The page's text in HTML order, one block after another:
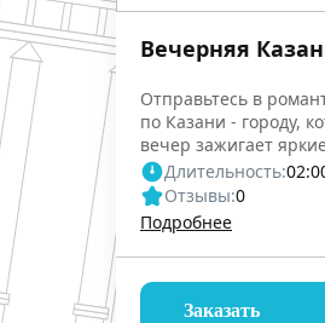
Вечерняя
Отправьтесь в
по Казани - городу,
вечер зажигает
Длительность:
Отзывы:0
Подробнее
Заказать